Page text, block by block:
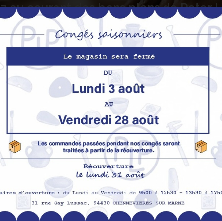
au courant des bons plans de Peter
Nos produits
Promotions
Nouveaux produits
Meilleures ventes